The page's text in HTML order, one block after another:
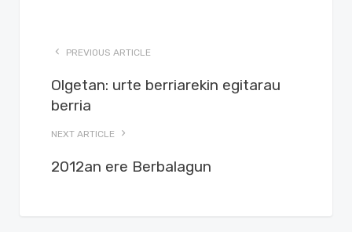
PREVIOUS ARTICLE
Olgetan: urte berriarekin egitarau
berria
NEXT ARTICLE
2012an ere Berbalagun